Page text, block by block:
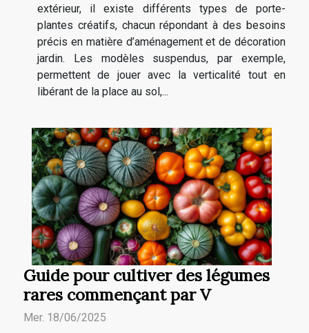
extérieur, il existe différents types de porte-
plantes créatifs, chacun répondant à des besoins
précis en matière d’aménagement et de décoration
jardin. Les modèles suspendus, par exemple,
permettent de jouer avec la verticalité tout en
libérant de la place au sol,...
Guide pour cultiver des légumes
rares commençant par V
Mer. 18/06/2025